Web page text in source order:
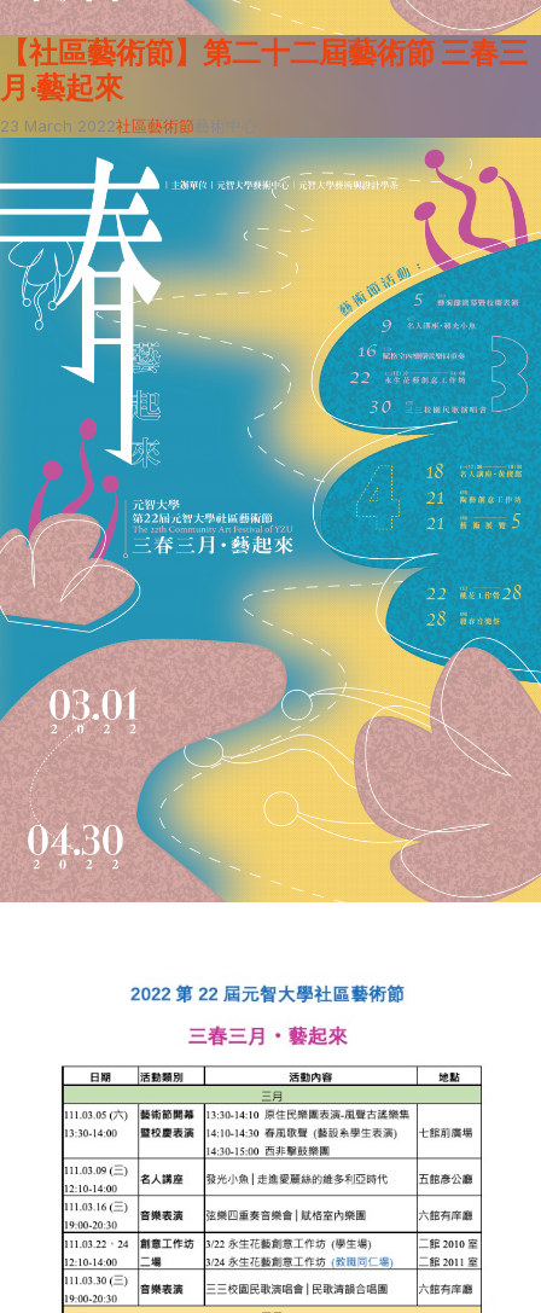
【社區藝術節】第二十二屆藝術節 三春三
月‧藝起來
23 March 2022社區藝術節 藝術中心